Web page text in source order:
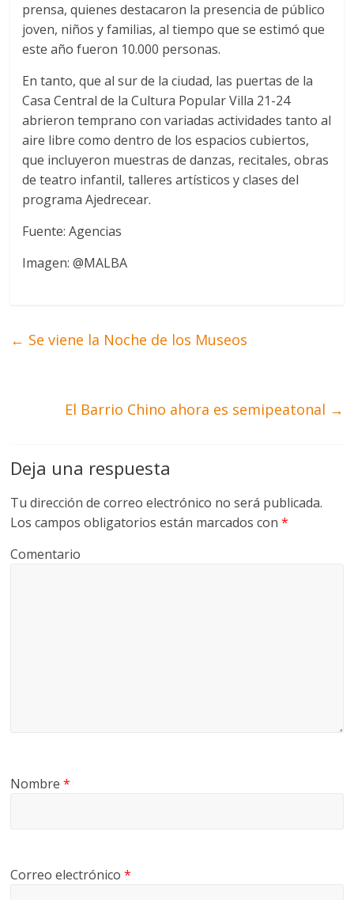
prensa, quienes destacaron la presencia de público
joven, niños y familias, al tiempo que se estimó que
este año fueron 10.000 personas.
En tanto, que al sur de la ciudad, las puertas de la
Casa Central de la Cultura Popular Villa 21-24
abrieron temprano con variadas actividades tanto al
aire libre como dentro de los espacios cubiertos,
que incluyeron muestras de danzas, recitales, obras
de teatro infantil, talleres artí­sticos y clases del
programa Ajedrecear.
Fuente: Agencias
Imagen: @MALBA
← Se viene la Noche de los Museos
El Barrio Chino ahora es semipeatonal →
Deja una respuesta
Tu dirección de correo electrónico no será publicada.
Los campos obligatorios están marcados con*
Comentario
Nombre*
Correo electrónico*